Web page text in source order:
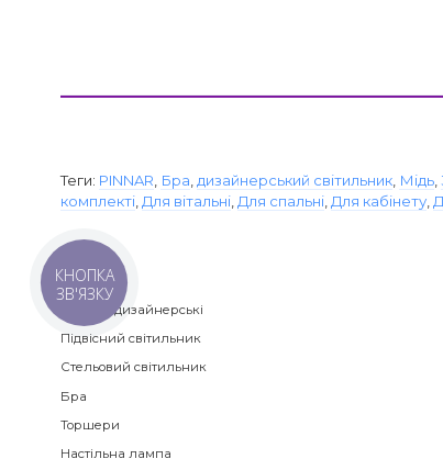
Теги: PINNAR Бра дизайнерський світильник Мідь ,
комплекті Для вітальні Для спальні Для кабінету
Категорії
Люстри дизайнерські
Підвісний світильник
Стельовий світильник
Бра
Торшери
Настільна лампа
КНОПКА
ЗВ'ЯЗКУ